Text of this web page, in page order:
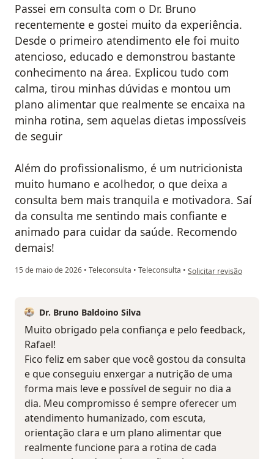
Passei em consulta com o Dr. Bruno
recentemente e gostei muito da experiência.
Desde o primeiro atendimento ele foi muito
atencioso, educado e demonstrou bastante
conhecimento na área. Explicou tudo com
calma, tirou minhas dúvidas e montou um
plano alimentar que realmente se encaixa na
minha rotina, sem aquelas dietas impossíveis
de seguir
Além do profissionalismo, é um nutricionista
muito humano e acolhedor, o que deixa a
consulta bem mais tranquila e motivadora. Saí
da consulta me sentindo mais confiante e
animado para cuidar da saúde. Recomendo
demais!
15 de maio de 2026 • Teleconsulta • Teleconsulta • na opinião do utilizador
Solicitar revisão
Dr. Bruno Baldoino Silva
Muito obrigado pela confiança e pelo feedback,
Rafael!
Fico feliz em saber que você gostou da consulta
e que conseguiu enxergar a nutrição de uma
forma mais leve e possível de seguir no dia a
dia. Meu compromisso é sempre oferecer um
atendimento humanizado, com escuta,
orientação clara e um plano alimentar que
realmente funcione para a rotina de cada